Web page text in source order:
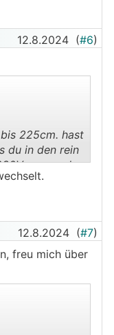
12.8.2024 (#6)
225cm. hast
du in den rein
verwenden.
Decken
12.8.2024 (#7)
freu mich über